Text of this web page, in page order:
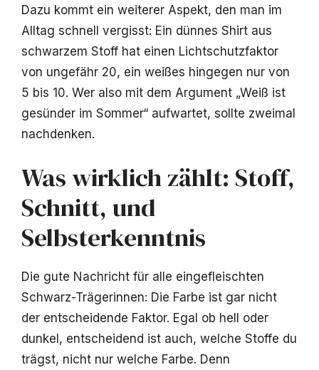
Dazu kommt ein weiterer Aspekt, den man im
Alltag schnell vergisst: Ein dünnes Shirt aus
schwarzem Stoff hat einen Lichtschutzfaktor
von ungefähr 20, ein weißes hingegen nur von
5 bis 10. Wer also mit dem Argument „Weiß ist
gesünder im Sommer“ aufwartet, sollte zweimal
nachdenken.
Was wirklich zählt: Stoff,
Schnitt, und
Selbsterkenntnis
Die gute Nachricht für alle eingefleischten
Schwarz-Trägerinnen: Die Farbe ist gar nicht
der entscheidende Faktor. Egal ob hell oder
dunkel, entscheidend ist auch, welche Stoffe du
trägst, nicht nur welche Farbe. Denn